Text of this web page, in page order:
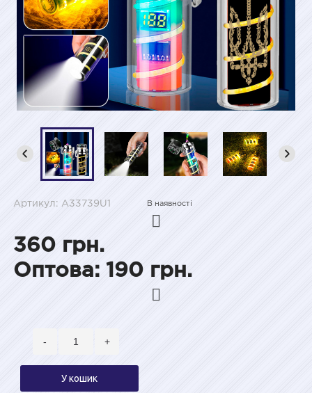
Артикул: A33739U1 В наявності
360 грн.
Оптова: 190 грн.
- +
У кошик